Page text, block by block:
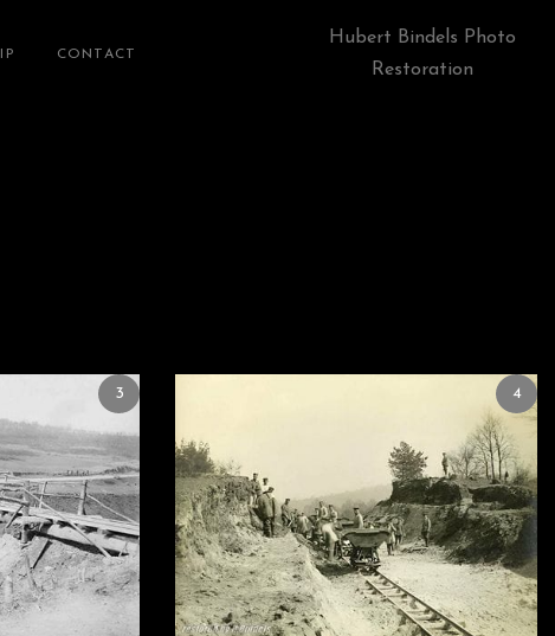
CONTACT
Hubert Bindels Photo
Restoration
3 4